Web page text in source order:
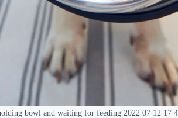
bowl and waiting for feeding 2022 07 12 17